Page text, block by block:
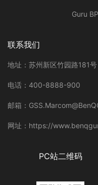
Guru
联系我们
地址：苏州新区竹园路181号
电话：400-8888-900
邮箱：
网址：https://
PC站二维码